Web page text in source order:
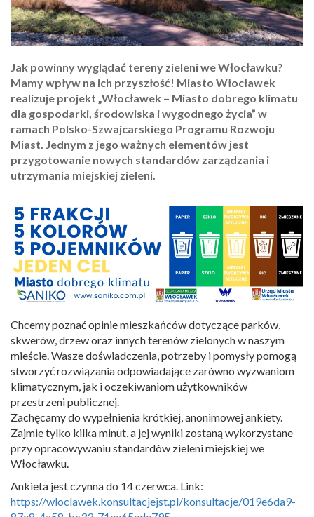
Jak powinny wyglądać tereny zieleni we Włocławku?
Mamy wpływ na ich przyszłość! Miasto Włocławek
realizuje projekt „Włocławek – Miasto dobrego klimatu
dla gospodarki, środowiska i wygodnego życia” w
ramach Polsko-Szwajcarskiego Programu Rozwoju
Miast. Jednym z jego ważnych elementów jest
przygotowanie nowych standardów zarządzania i
utrzymania miejskiej zieleni.
Chcemy poznać opinie mieszkańców dotyczące parków,
skwerów, drzew oraz innych terenów zielonych w naszym
mieście. Wasze doświadczenia, potrzeby i pomysły pomogą
stworzyć rozwiązania odpowiadające zarówno wyzwaniom
klimatycznym, jak i oczekiwaniom użytkowników
przestrzeni publicznej.
Zachęcamy do wypełnienia krótkiej, anonimowej ankiety.
Zajmie tylko kilka minut, a jej wyniki zostaną wykorzystane
przy opracowywaniu standardów zieleni miejskiej we
Włocławku.
Ankieta jest czynna do 14 czerwca. Link:
https://wloclawek.konsultacjejst.pl/konsultacje/019e6da9-